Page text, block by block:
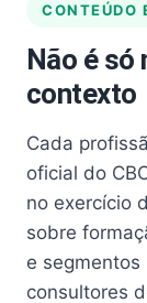
CONTEÚDO
Não é só
contexto
Cada
oficial do
no exercício
sobre
e segmentos
consultores